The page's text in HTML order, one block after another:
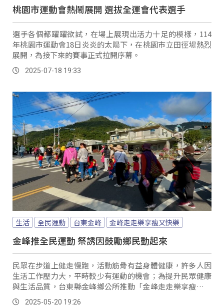
桃園市運動會熱鬧展開 選拔全運會代表選手
選手各個都躍躍欲試，在場上展現出活力十足的模樣，114
年桃園市運動會18日炎炎的太陽下，在桃園市立田徑場熱烈
展開，為接下來的賽事正式拉開序幕。
2025-07-18 19:33
生活 全民運動 台東金峰 金峰走走樂享瘦又快樂
金峰推全民運動 祭誘因鼓勵鄉民動起來
民眾在步道上健走慢跑，活動筋骨有益身體健康，許多人因
生活工作壓力大，平時較少有運動的機會；為提升民眾健康
與生活品質，台東縣金峰鄉公所推動「金峰走走樂享瘦又快
樂」的運動制度，鼓勵全民運動，目前正處於試辦階段，主
2025-05-20 19:26